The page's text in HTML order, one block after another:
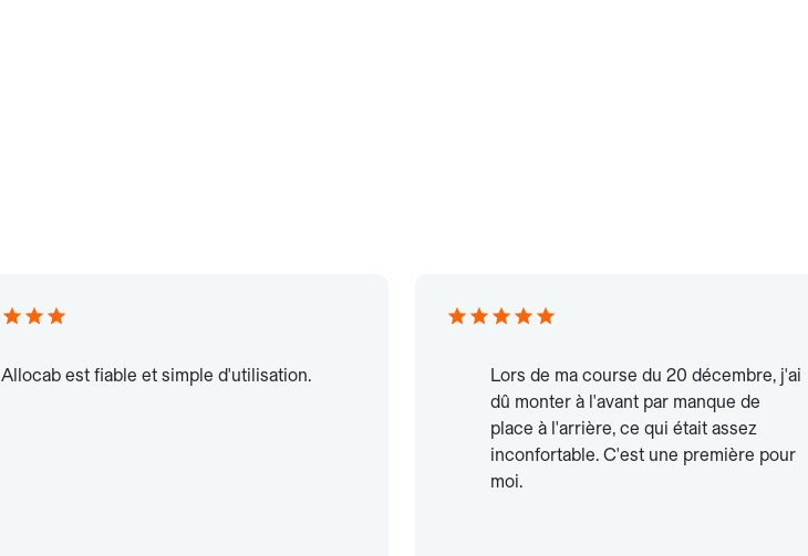
Allocab est fiable et simple d'utilisation.
Lors de ma course du 20 décembre, j'ai
dû monter à l'avant par manque de
place à l'arrière, ce qui était assez
inconfortable. C'est une première pour
moi.